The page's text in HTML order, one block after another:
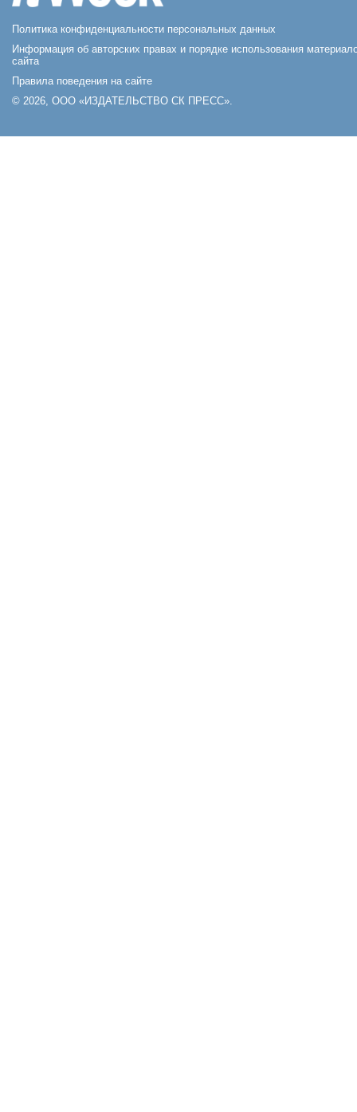
Политика конфиденциальности персональных данных
Информация об авторских правах и порядке использования
сайта
Правила поведения на сайте
© 2026, ООО «ИЗДАТЕЛЬСТВО СК ПРЕСС».